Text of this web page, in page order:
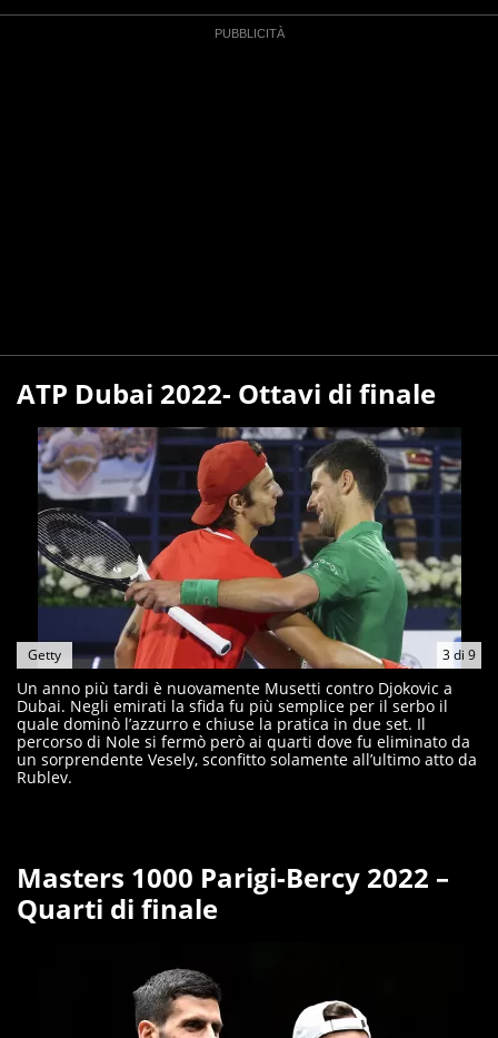
ATP Dubai 2022- Ottavi di finale
3di 9
Getty
Un anno più tardi è nuovamente Musetti contro Djokovic a
Dubai. Negli emirati la sfida fu più semplice per il serbo il
quale dominò l’azzurro e chiuse la pratica in due set. Il
percorso di Nole si fermò però ai quarti dove fu eliminato da
un sorprendente Vesely, sconfitto solamente all’ultimo atto da
Rublev.
Masters 1000 Parigi-Bercy 2022 –
Quarti di finale